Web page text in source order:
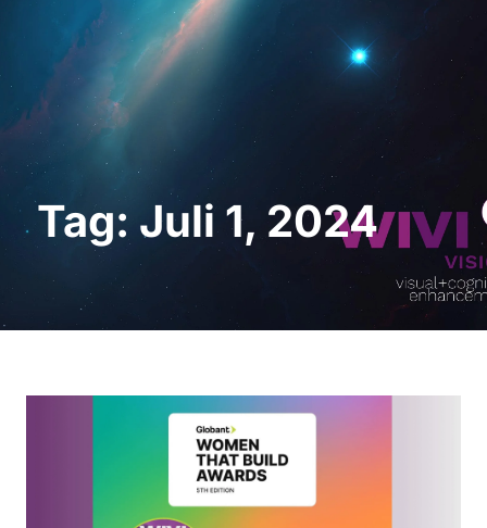
Demo anfordern
Tag: Juli 1, 2024